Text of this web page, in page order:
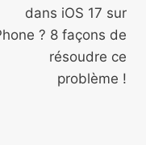
dans iOS 17 sur
? 8 façons de
résoudre ce
problème !